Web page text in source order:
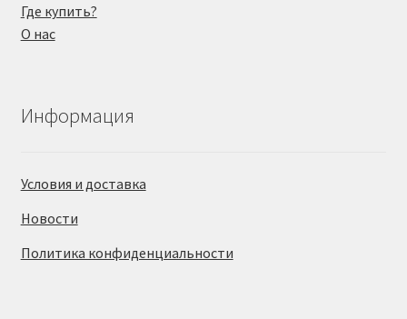
Где купить?
О нас
Информация
Условия и доставка
Новости
Политика конфиденциальности